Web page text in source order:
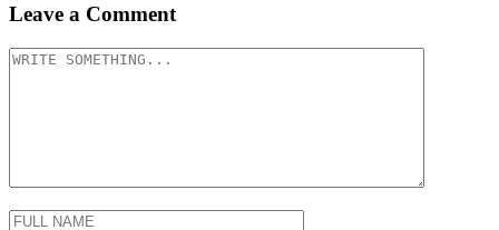
Leave a Comment